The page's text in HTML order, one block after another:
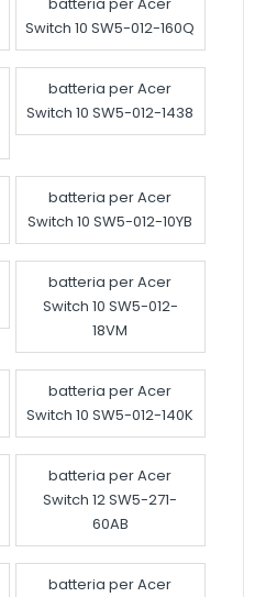
Switch 10 SW5-012-160Q
batteria per Acer
Switch 10 SW5-012-1438
batteria per Acer
Switch 10 SW5-012-10YB
batteria per Acer
Switch 10 SW5-012-
18VM
batteria per Acer
Switch 10 SW5-012-140K
batteria per Acer
Switch 12 SW5-271-
60AB
batteria per Acer